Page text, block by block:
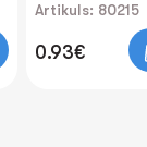
Artikuls: 80215
0.93€